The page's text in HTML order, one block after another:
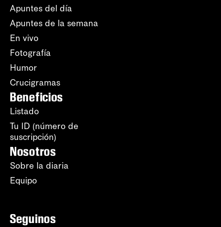
Apuntes del día
Apuntes de la semana
En vivo
Fotografía
Humor
Crucigramas
Beneficios
Listado
Tu ID (número de
suscripción)
Nosotros
Sobre la diaria
Equipo
Seguinos